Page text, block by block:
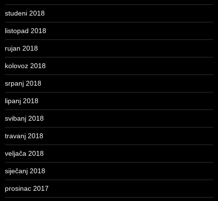
studeni 2018
listopad 2018
rujan 2018
kolovoz 2018
srpanj 2018
lipanj 2018
svibanj 2018
travanj 2018
veljača 2018
siječanj 2018
prosinac 2017